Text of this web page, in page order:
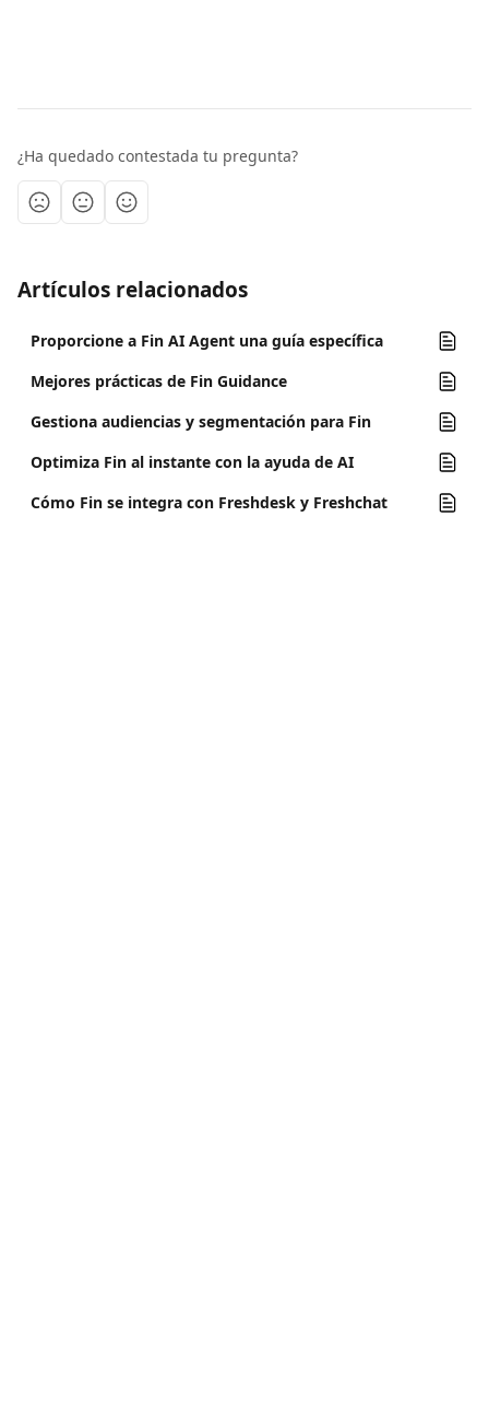
¿Ha quedado contestada tu pregunta?
Artículos relacionados
Proporcione a Fin AI Agent una guía específica
Mejores prácticas de Fin Guidance
Gestiona audiencias y segmentación para Fin
Optimiza Fin al instante con la ayuda de AI
Cómo Fin se integra con Freshdesk y Freshchat